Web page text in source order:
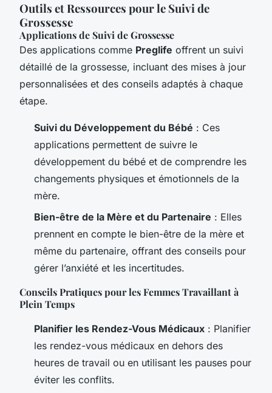
Outils et Ressources pour le Suivi de
Grossesse
Applications de Suivi de Grossesse
Des applications comme Preglife offrent un suivi
détaillé de la grossesse, incluant des mises à jour
personnalisées et des conseils adaptés à chaque
étape.
Suivi du Développement du Bébé : Ces
applications permettent de suivre le
développement du bébé et de comprendre les
changements physiques et émotionnels de la
mère.
Bien-être de la Mère et du Partenaire : Elles
prennent en compte le bien-être de la mère et
même du partenaire, offrant des conseils pour
gérer l’anxiété et les incertitudes.
Conseils Pratiques pour les Femmes Travaillant à
Plein Temps
Planifier les Rendez-Vous Médicaux : Planifier
les rendez-vous médicaux en dehors des
heures de travail ou en utilisant les pauses pour
éviter les conflits.